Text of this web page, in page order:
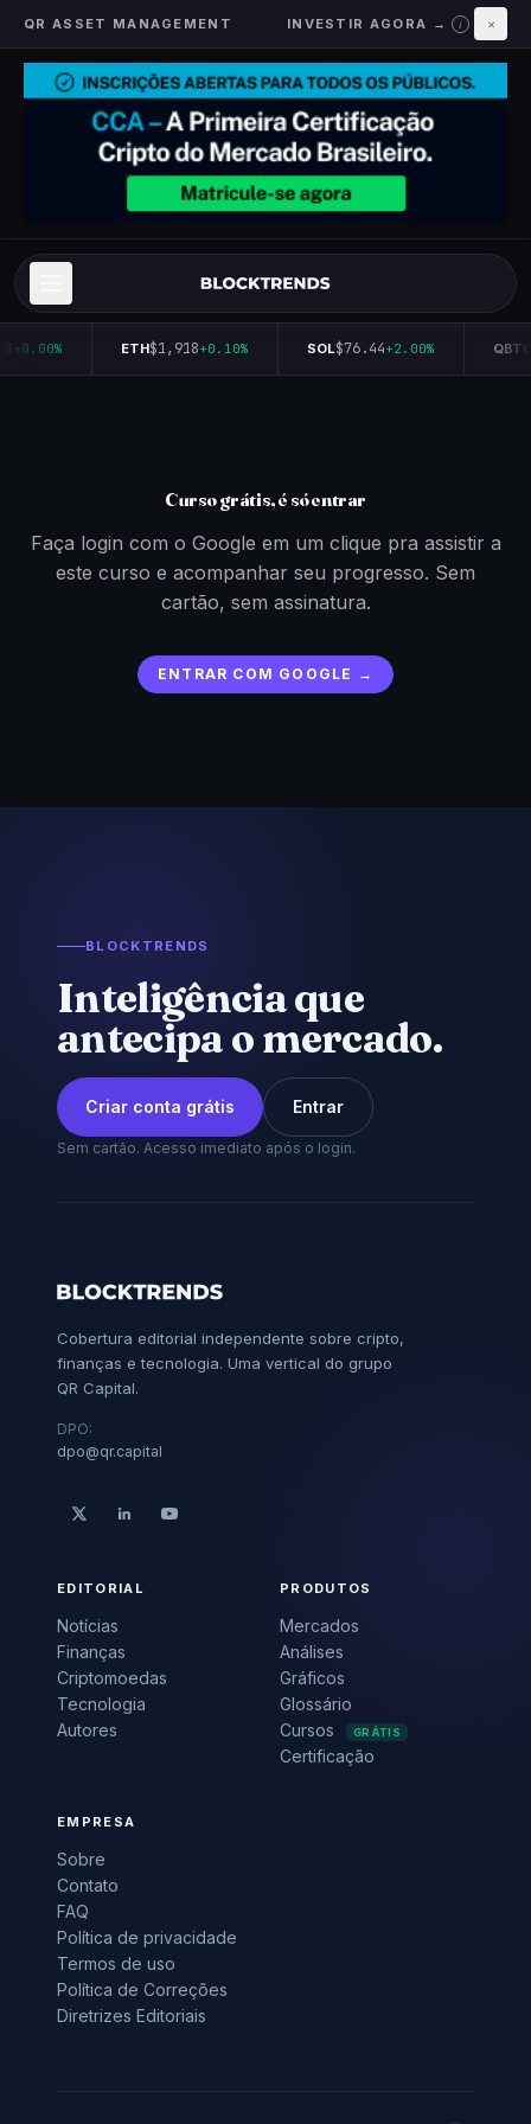
QR ASSET MANAGEMENT INVESTIR AGORA → i ×
+0.00% ETH$1,918+0.10% SOL$76.44+2.00%
Curso grátis, é só entrar
Faça login com o Google em um clique pra assistir a
este curso e acompanhar seu progresso. Sem
cartão, sem assinatura.
ENTRAR COM GOOGLE →
BLOCKTRENDS
Inteligência que
antecipa o mercado.
Criar conta grátis Entrar
Sem cartão. Acesso imediato após o login.
Cobertura editorial independente sobre cripto,
finanças e tecnologia. Uma vertical do grupo
QR Capital.
DPO:
dpo@qr.capital
EDITORIAL
Notícias
Finanças
Criptomoedas
Tecnologia
Autores
PRODUTOS
Mercados
Análises
Gráficos
Glossário
Cursos
GRÁTIS
Certificação
EMPRESA
Sobre
Contato
FAQ
Política de privacidade
Termos de uso
Política de Correções
Diretrizes Editoriais